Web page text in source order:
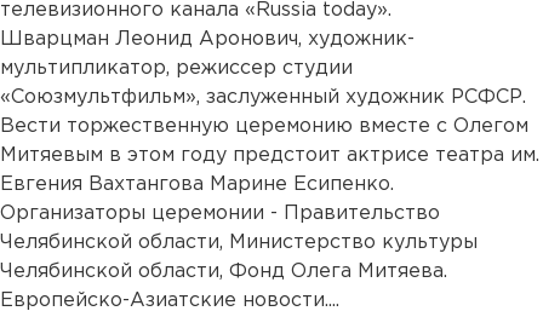
телевизионного канала «Russia today».
Шварцман Леонид Аронович, художник-
мультипликатор, режиссер студии
«Союзмультфильм», заслуженный художник РСФСР.
Вести торжественную церемонию вместе с Олегом
Митяевым в этом году предстоит актрисе театра им.
Евгения Вахтангова Марине Есипенко.
Организаторы церемонии - Правительство
Челябинской области, Министерство культуры
Челябинской области, Фонд Олега Митяева.
Европейско-Азиатские новости....